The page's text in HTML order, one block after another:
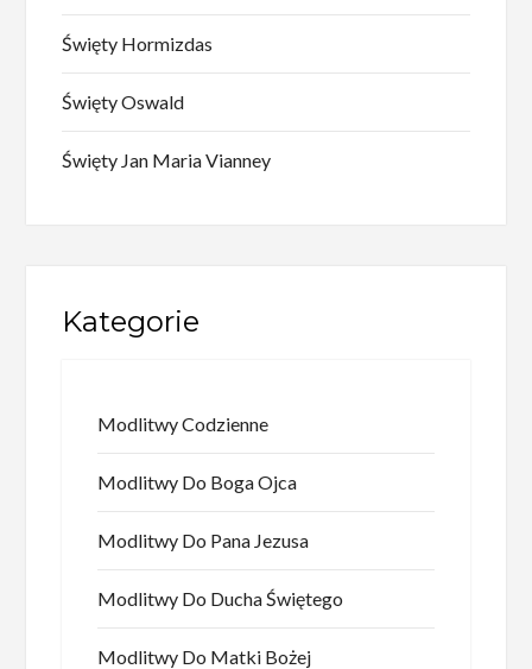
Święty Hormizdas
Święty Oswald
Święty Jan Maria Vianney
Kategorie
Modlitwy Codzienne
Modlitwy Do Boga Ojca
Modlitwy Do Pana Jezusa
Modlitwy Do Ducha Świętego
Modlitwy Do Matki Bożej